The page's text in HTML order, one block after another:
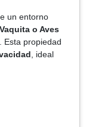
un entorno
o Aves
Esta propiedad
, ideal